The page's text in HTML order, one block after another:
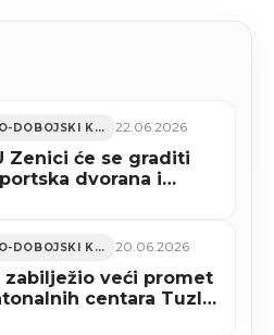
ZENIČKO-DOBOJSKI KANTON 22.06.2026
Zenici će se graditi
dvorana i
ZENIČKO-DOBOJSKI KANTON 20.06.2026
zabilježio veći promet
centara Tuzle